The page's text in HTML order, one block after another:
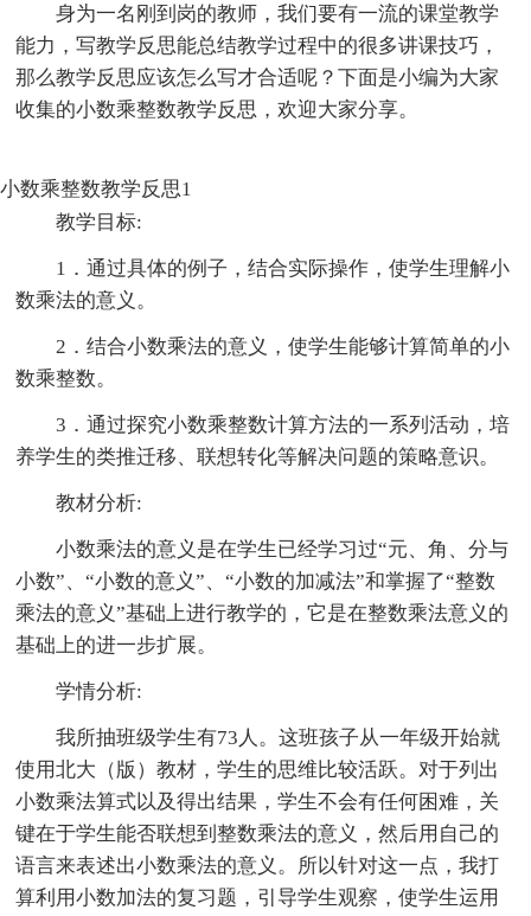
身为一名刚到岗的教师，我们要有一流的课堂教学
能力，写教学反思能总结教学过程中的很多讲课技巧，
那么教学反思应该怎么写才合适呢？下面是小编为大家
收集的小数乘整数教学反思，欢迎大家分享。
小数乘整数教学反思1
教学目标:
1．通过具体的例子，结合实际操作，使学生理解小
数乘法的意义。
2．结合小数乘法的意义，使学生能够计算简单的小
数乘整数。
3．通过探究小数乘整数计算方法的一系列活动，培
养学生的类推迁移、联想转化等解决问题的策略意识。
教材分析:
小数乘法的意义是在学生已经学习过“元、角、分与
小数”、“小数的意义”、“小数的加减法”和掌握了“整数
乘法的意义”基础上进行教学的，它是在整数乘法意义的
基础上的进一步扩展。
学情分析:
我所抽班级学生有73人。这班孩子从一年级开始就
使用北大（版）教材，学生的思维比较活跃。对于列出
小数乘法算式以及得出结果，学生不会有任何困难，关
键在于学生能否联想到整数乘法的意义，然后用自己的
语言来表述出小数乘法的意义。所以针对这一点，我打
算利用小数加法的复习题，引导学生观察，使学生运用